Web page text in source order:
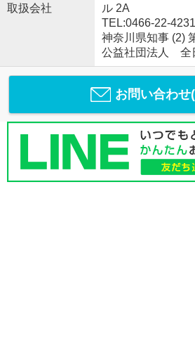
取扱会社
ル 2A
TEL:0466-22-4231
神奈川県知事 (2)
公益社団法人 全
お問い合わせ